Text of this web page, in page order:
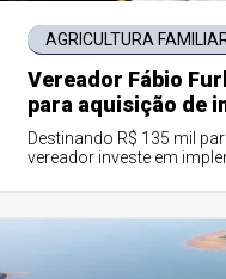
AGRICULTURA
Vereador Fábio
para aquisição de
Destinando R$ 135 mil
vereador investe em